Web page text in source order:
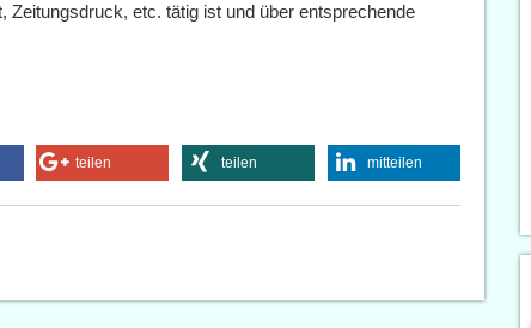
Zeitungsdruck, etc. tätig ist und über entsprechende
teilen teilen mitteilen